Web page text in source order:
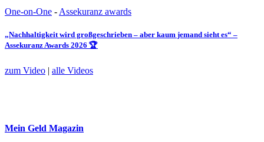
One-on-One - Assekuranz awards
„Nachhaltigkeit wird großgeschrieben – aber kaum jemand sieht es“ –
Assekuranz Awards 2026 🏆
zum Video | alle Videos
Mein Geld Magazin